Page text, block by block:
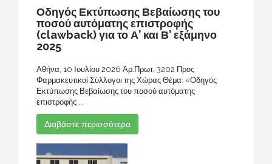
Οδηγός Εκτύπωσης Βεβαίωσης του
ποσού αυτόματης επιστροφής
(clawback) για το Α’ και Β’ εξάμηνο
2025
Αθήνα, 10 Ιουλίου 2026 Αρ.Πρωτ. 3202 Προς :
Φαρμακευτικοί Σύλλογοι της Χώρας Θέμα: «Οδηγός
Εκτύπωσης Βεβαίωσης του ποσού αυτόματης
επιστροφής ...
Διαβάστε περισσότερα